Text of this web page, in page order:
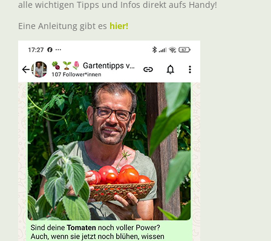
alle wichtigen Tipps und Infos direkt aufs Handy!
Eine Anleitung gibt es hier!